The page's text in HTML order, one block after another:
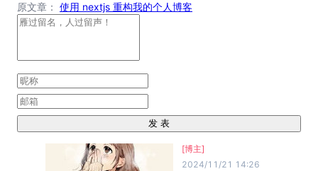
原文章： 使用 nextjs 重构我的个人博客
发 表
[博主]
2024/11/21 14:26